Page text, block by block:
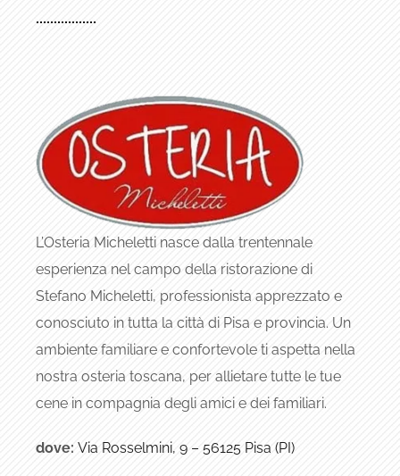
L’Osteria Micheletti nasce dalla trentennale
esperienza nel campo della ristorazione di
Stefano Micheletti, professionista apprezzato e
conosciuto in tutta la città di Pisa e provincia. Un
ambiente familiare e confortevole ti aspetta nella
nostra osteria toscana, per allietare tutte le tue
cene in compagnia degli amici e dei familiari.
dove: Via Rosselmini, 9 – 56125 Pisa (PI)